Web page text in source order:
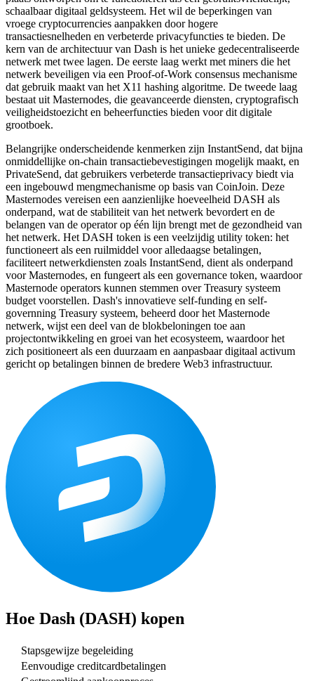
schaalbaar digitaal geldsysteem. Het wil de beperkingen van
vroege cryptocurrencies aanpakken door hogere
transactiesnelheden en verbeterde privacyfuncties te bieden. De
kern van de architectuur van Dash is het unieke gedecentraliseerde
netwerk met twee lagen. De eerste laag werkt met miners die het
netwerk beveiligen via een Proof-of-Work consensus mechanisme
dat gebruik maakt van het X11 hashing algoritme. De tweede laag
bestaat uit Masternodes, die geavanceerde diensten, cryptografisch
veiligheidstoezicht en beheerfuncties bieden voor dit digitale
grootboek.
Belangrijke onderscheidende kenmerken zijn InstantSend, dat bijna
onmiddellijke on-chain transactiebevestigingen mogelijk maakt, en
PrivateSend, dat gebruikers verbeterde transactieprivacy biedt via
een ingebouwd mengmechanisme op basis van CoinJoin. Deze
Masternodes vereisen een aanzienlijke hoeveelheid DASH als
onderpand, wat de stabiliteit van het netwerk bevordert en de
belangen van de operator op één lijn brengt met de gezondheid van
het netwerk. Het DASH token is een veelzijdig utility token: het
functioneert als een ruilmiddel voor alledaagse betalingen,
faciliteert netwerkdiensten zoals InstantSend, dient als onderpand
voor Masternodes, en fungeert als een governance token, waardoor
Masternode operators kunnen stemmen over Treasury systeem
budget voorstellen. Dash's innovatieve self-funding en self-
governning Treasury systeem, beheerd door het Masternode
netwerk, wijst een deel van de blokbeloningen toe aan
projectontwikkeling en groei van het ecosysteem, waardoor het
zich positioneert als een duurzaam en aanpasbaar digitaal activum
gericht op betalingen binnen de bredere Web3 infrastructuur.
Hoe Dash (DASH) kopen
Stapsgewijze begeleiding
Eenvoudige creditcardbetalingen